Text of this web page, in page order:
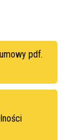
pdf.